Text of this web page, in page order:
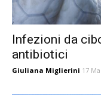
Infezioni da
antibiotici
Giuliana Miglierini 17